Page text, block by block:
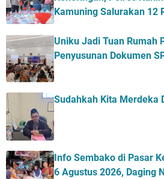
Kamuning Salurakan 12
Uniku Jadi Tuan Rumah
Penyusunan Dokumen
Sudahkah Kita Merdeka
Info Sembako di Pasar
6 Agustus 2026, Daging